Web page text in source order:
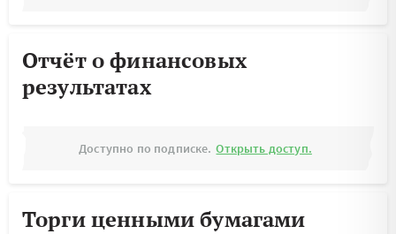
Отчёт о финансовых
результатах
Доступно по подписке. Открыть доступ.
Торги ценными бумагами